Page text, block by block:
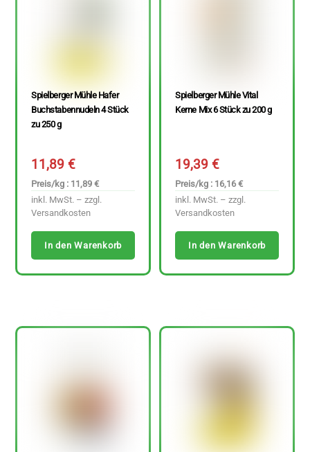
Spielberger Mühle Hafer
Buchstabennudeln 4 Stück
zu 250 g
11,89€
Preis/kg : 11,89 €
inkl. MwSt. – zzgl.
Versandkosten
In den Warenkorb
Spielberger Mühle Vital
Kerne Mix 6 Stück zu 200 g
19,39€
Preis/kg : 16,16 €
inkl. MwSt. – zzgl.
Versandkosten
In den Warenkorb